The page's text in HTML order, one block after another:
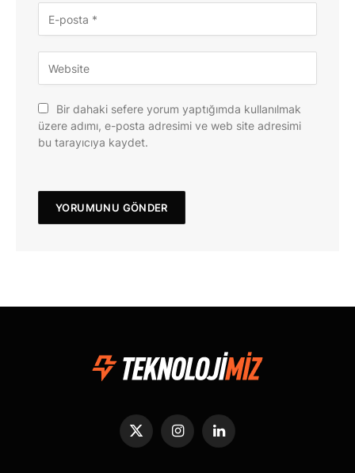
Bir dahaki sefere yorum yaptığımda kullanılmak
üzere adımı, e-posta adresimi ve web site adresimi
bu tarayıcıya kaydet.
X
InstagramLinkedIn